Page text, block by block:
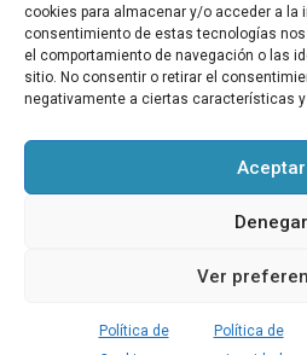
cookies para almacenar y/o acceder a la
consentimiento de estas tecnologías
el comportamiento de navegación o las
sitio. No consentir o retirar el
negativamente a ciertas características
Aceptar
Denegar
Ver
Política de
Política de
Juegos Alternativos de Fútbol